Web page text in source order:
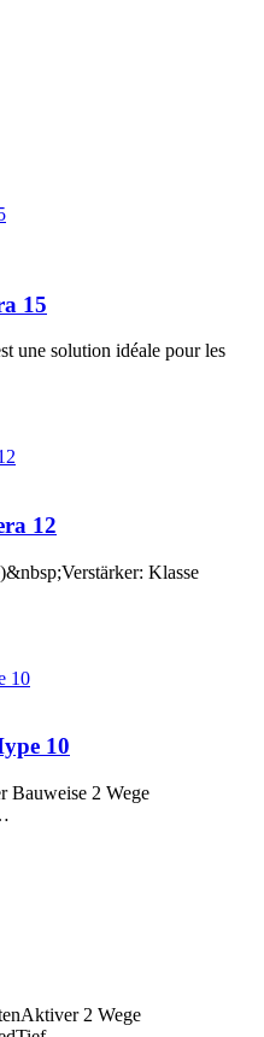
15
une solution idéale pour les
12
Klasse
10
Bauweise 2 Wege
2 Wege